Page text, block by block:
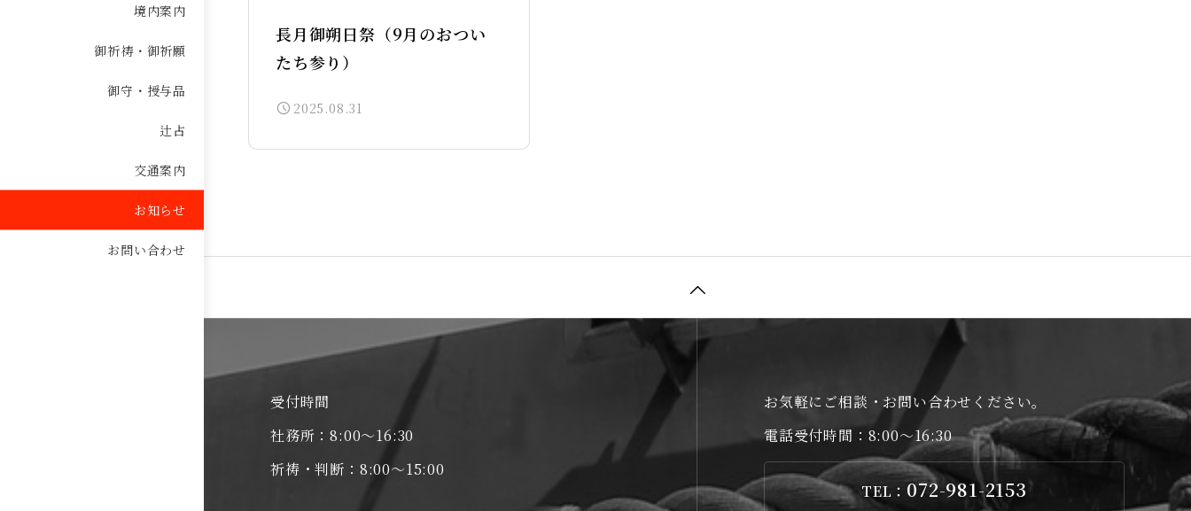
境内案内
御祈祷・御祈願
御守・授与品
辻占
交通案内
お知らせ
お問い合わせ
長月御朔日祭（9月のおつい
たち参り）
2025.08.31
受付時間
社務所：8:00～16:30
祈祷・判断：8:00～15:00
お気軽にご相談・お問い合わせください。
電話受付時間：8:00～16:30
TEL： 072-981-2153